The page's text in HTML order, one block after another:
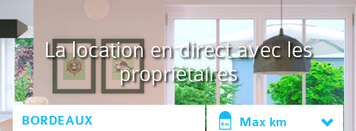
La location en direct avec les
propriétaires
Max km